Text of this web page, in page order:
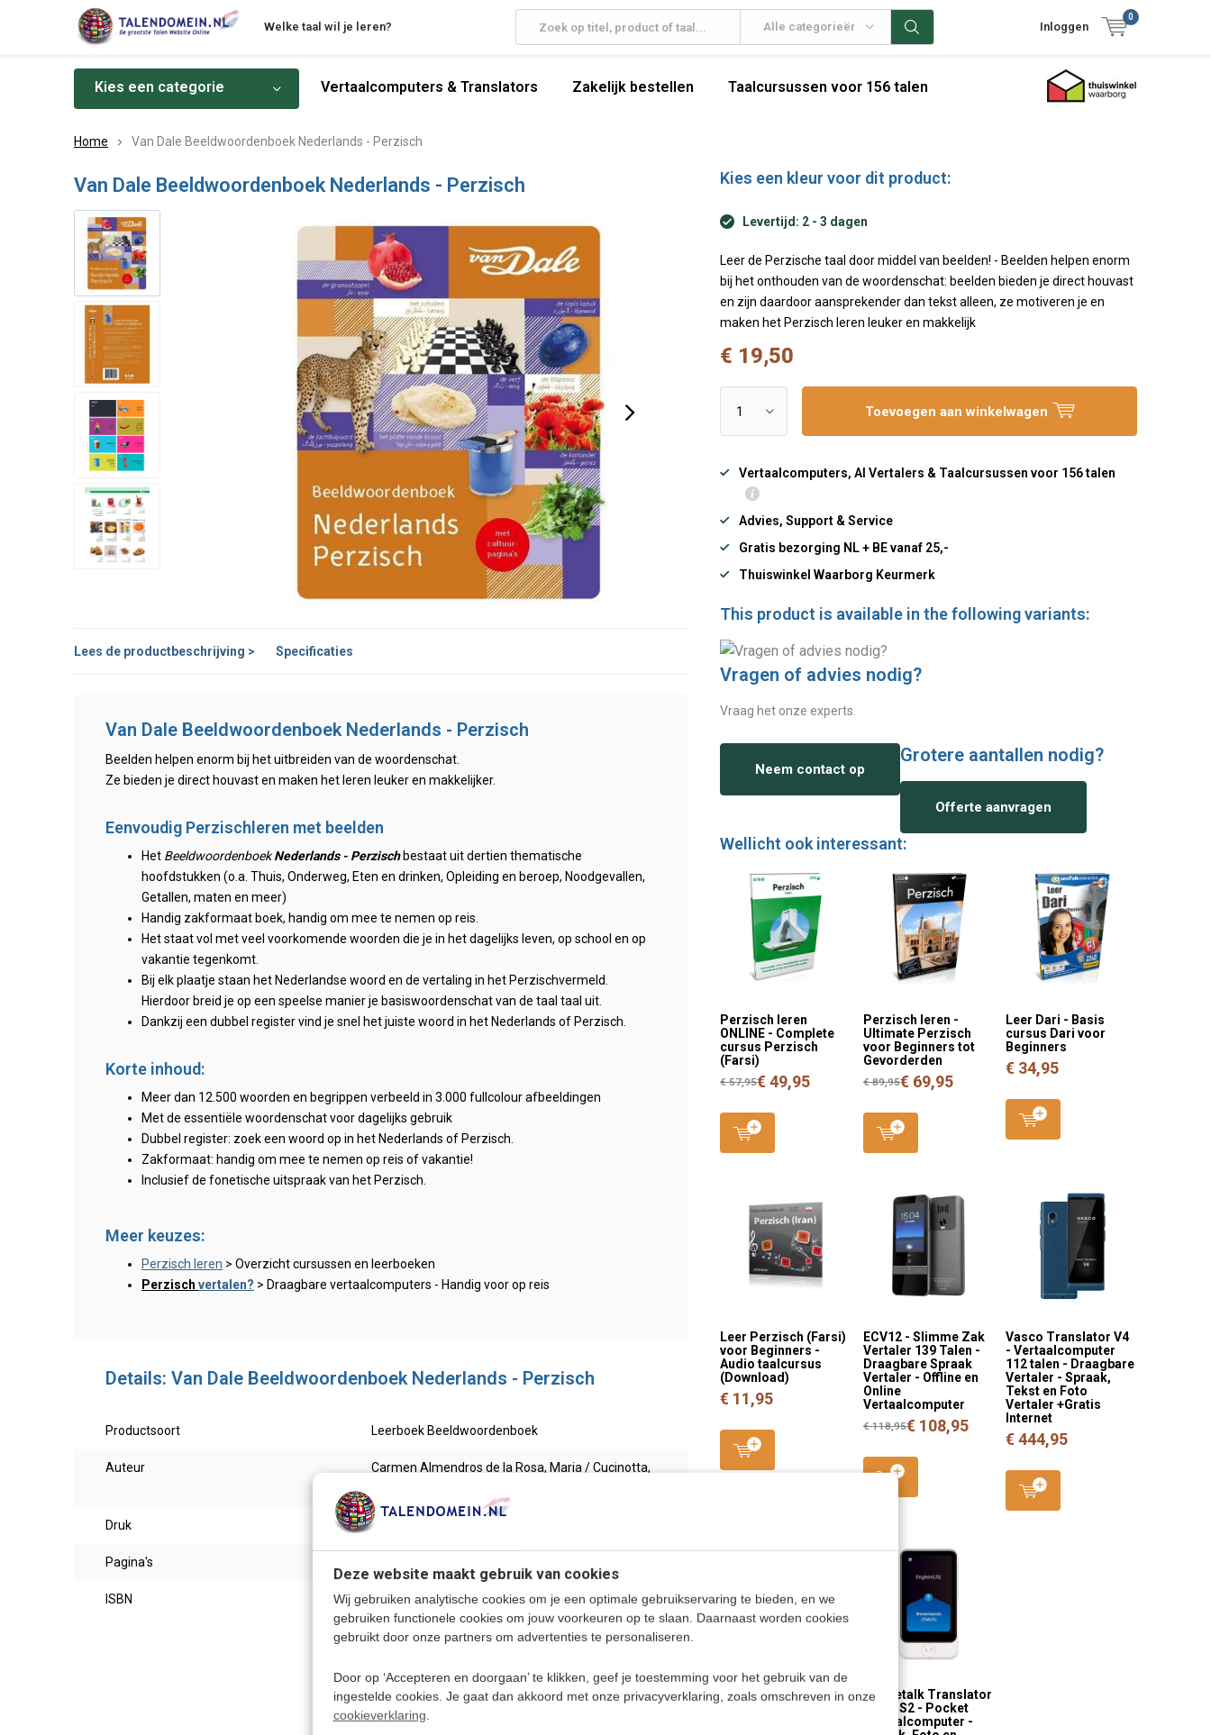
Deze website maakt gebruik van cookies
Wij gebruiken analytische cookies om je een optimale gebruikservaring te bieden, en we
gebruiken functionele cookies om jouw voorkeuren op te slaan. Daarnaast worden cookies
gebruikt door onze partners om advertenties te personaliseren.
Door op ‘Accepteren en doorgaan’ te klikken, geef je toestemming voor het gebruik van de
ingestelde cookies. Je gaat dan akkoord met onze privacyverklaring, zoals omschreven in onze
cookieverklaring.
Welke taal wil je leren? Alle categorieën Inloggen
0
Kies een categorie Vertaalcomputers & Translators Zakelijk bestellen Taalcursussen voor 156 talen
Home Van Dale Beeldwoordenboek Nederlands - Perzisch
Van Dale Beeldwoordenboek Nederlands - Perzisch Kies een kleur voor dit product:
Levertijd: 2 - 3 dagen
Leer de Perzische taal door middel van beelden! - Beelden helpen enorm
bij het onthouden van de woordenschat: beelden bieden je direct houvast
en zijn daardoor aansprekender dan tekst alleen, ze motiveren je en
maken het Perzisch leren leuker en makkelijk
€ 19,50
Toevoegen aan winkelwagen
Vertaalcomputers, AI Vertalers & Taalcursussen voor 156 talen
Advies, Support & Service
Gratis bezorging NL + BE vanaf 25,-
Thuiswinkel Waarborg Keurmerk
This product is available in the following variants:
Lees de productbeschrijving > Specificaties
Van Dale Beeldwoordenboek Nederlands - Perzisch
Beelden helpen enorm bij het uitbreiden van de woordenschat.
Ze bieden je direct houvast en maken het leren leuker en makkelijker.
Eenvoudig Perzischleren met beelden
Het BeeldwoordenboekNederlands - Perzisch bestaat uit dertien thematische
hoofdstukken (o.a. Thuis, Onderweg, Eten en drinken, Opleiding en beroep, Noodgevallen,
Getallen, maten en meer)
Handig zakformaat boek, handig om mee te nemen op reis.
Het staat vol met veel voorkomende woorden die je in het dagelijks leven, op school en op
vakantie tegenkomt.
Bij elk plaatje staan het Nederlandse woord en de vertaling in het Perzischvermeld.
Hierdoor breid je op een speelse manier je basiswoordenschat van de taal taal uit.
Dankzij een dubbel register vind je snel het juiste woord in het Nederlands of Perzisch.
Korte inhoud:
Meer dan 12.500 woorden en begrippen verbeeld in 3.000 fullcolour afbeeldingen
Met de essentiële woordenschat voor dagelijks gebruik
Dubbel register: zoek een woord op in het Nederlands of Perzisch.
Zakformaat: handig om mee te nemen op reis of vakantie!
Inclusief de fonetische uitspraak van het Perzisch.
Meer keuzes:
Perzisch leren > Overzicht cursussen en leerboeken
Perzisch vertalen? > Draagbare vertaalcomputers - Handig voor op reis
Details: Van Dale Beeldwoordenboek Nederlands - Perzisch
Productsoort Leerboek Beeldwoordenboek
Auteur
Carmen Almendros de la Rosa, Maria / Cucinotta,
Druk 7-2022
Pagina's
ISBN 9789460776397
Vragen of advies nodig?
Vraag het onze experts.
Neem contact op
Grotere aantallen nodig?
Offerte aanvragen
Wellicht ook interessant:
Perzisch leren
ONLINE - Complete
cursus Perzisch
(Farsi)
€ 57,95€ 49,95
Perzisch leren -
Ultimate Perzisch
voor Beginners tot
Gevorderden
€ 89,95€ 69,95
Leer Dari - Basis
cursus Dari voor
Beginners
€ 34,95
Leer Perzisch (Farsi)
voor Beginners -
Audio taalcursus
(Download)
€ 11,95
ECV12 - Slimme Zak
Vertaler 139 Talen -
Draagbare Spraak
Vertaler - Offline en
Online
Vertaalcomputer
€ 118,95€ 108,95
Vasco Translator V4
- Vertaalcomputer
112 talen - Draagbare
Vertaler - Spraak,
Tekst en Foto
Vertaler +Gratis
Internet
€ 444,95
Wooask Translator
Pocketalk Translator
PLUS S2 - Pocket
Vertaalcomputer -